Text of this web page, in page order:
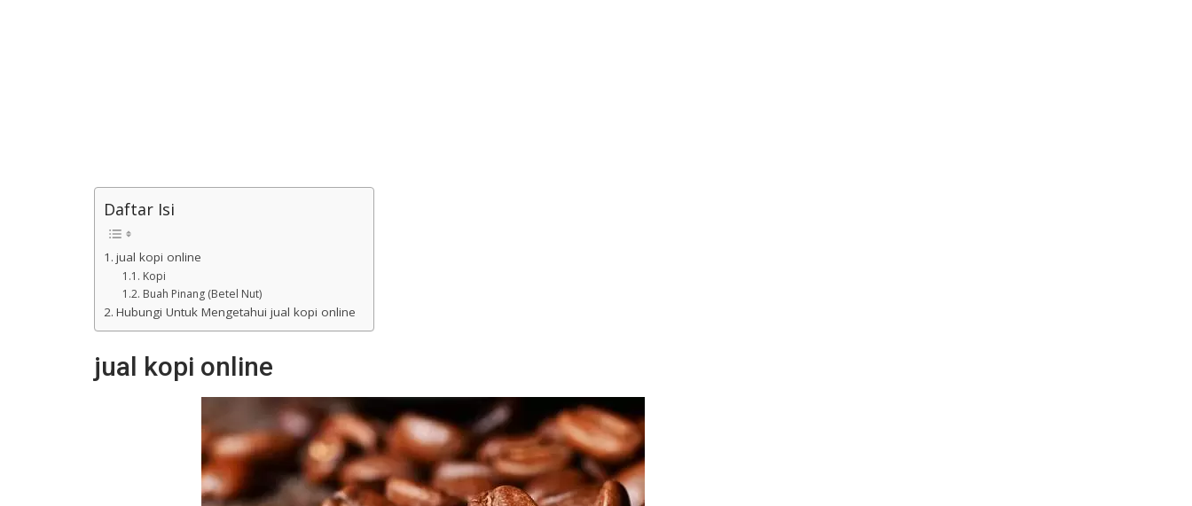
Daftar Isi
jual kopi online
Kopi
Buah Pinang (Betel Nut)
Hubungi Untuk Mengetahui jual kopi online
jual kopi online